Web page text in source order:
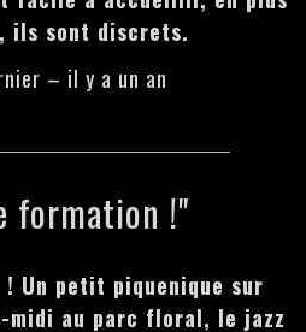
ils sont discrets.
– il y a un an
formation !"
Un petit piquenique sur
midi au parc floral, le jazz